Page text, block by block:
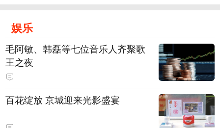
娱乐
毛阿敏、韩磊等七位音乐人齐聚歌
王之夜
百花绽放 京城迎来光影盛宴